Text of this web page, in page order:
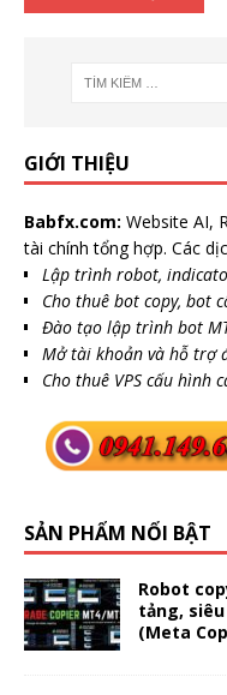
GIỚI THIỆU
Babfx.com: Website AI,
tài chính tổng hợp. Các
Lập trình robot,
Cho thuê bot copy, bot
Đào tạo lập trình bot
Mở tài khoản và hỗ trợ
Cho thuê VPS cấu hình
SẢN PHẨM NỔI BẬT
Robot
tảng,
(Meta